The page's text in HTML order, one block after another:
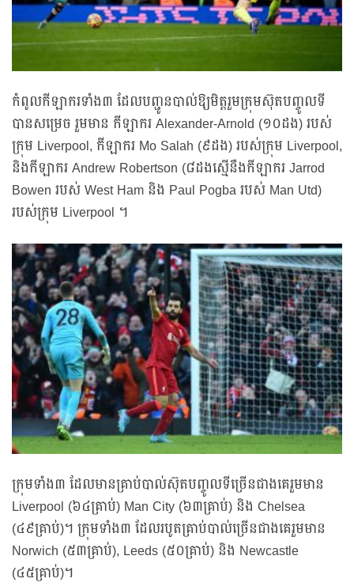
កំពូលកីឡាករទាំង៣ ដែលបញ្ជូនបាល់ឱ្យមិត្តរួមក្រុមស៊ុតបញ្ចូលទី
បានសម្រេច រួមមាន កីឡាករ Alexander-Arnold (១០ដង) របស់
ក្រុម Liverpool, កីឡាករ Mo Salah (៩ដង) របស់ក្រុម Liverpool,
និងកីឡាករ Andrew Robertson (៨ដងស្មើនឹងកីឡាករ Jarrod
Bowen របស់ West Ham និង Paul Pogba របស់ Man Utd)
របស់ក្រុម Liverpool ។
ក្រុមទាំង៣ ដែលមានគ្រាប់បាល់ស៊ុតបញ្ចូលទីច្រើនជាងគេរួមមាន
Liverpool (៦៤គ្រាប់) Man City (៦៣គ្រាប់) និង Chelsea
(៤៩គ្រាប់)។ ក្រុមទាំង៣ ដែលរបូតគ្រាប់បាល់ច្រើនជាងគេរួមមាន
Norwich (៥៣គ្រាប់), Leeds (៥០គ្រាប់) និង Newcastle
(៤៥គ្រាប់)។